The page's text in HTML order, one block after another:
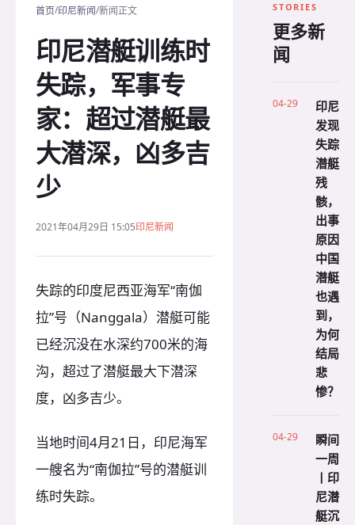
首页/印尼新闻/新闻正文
印尼潜艇训练时
失踪，军事专
家：超过潜艇最
大潜深，凶多吉
少
2021年04月29日 15:05印尼新闻
失踪的印度尼西亚海军“南伽
拉”号（Nanggala）潜艇可能
已经沉没在水深约700米的海
沟，超过了潜艇最大下潜深
度，凶多吉少。
当地时间4月21日，印尼海军
一艘名为“南伽拉”号的潜艇训
练时失踪。
STORIES
更多新
闻
04-29
印尼
发现
失踪
潜艇
残
骸，
出事
原因
中国
潜艇
也遇
到，
为何
结局
悲
惨？
04-29
瞬间
一周
丨印
尼潜
艇沉